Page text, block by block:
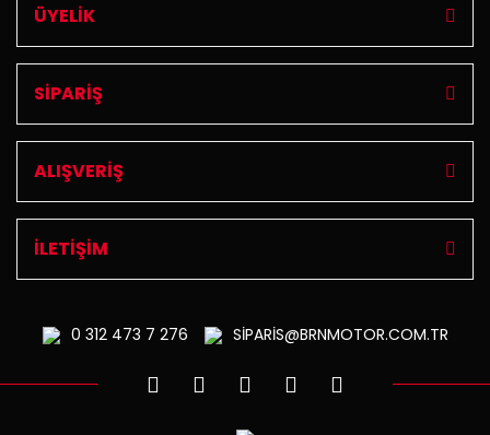
ÜYELİK
SİPARİŞ
ALIŞVERİŞ
İLETİŞİM
0 312473 7 276 SİPARİS@BRNMOTOR.COM.TR